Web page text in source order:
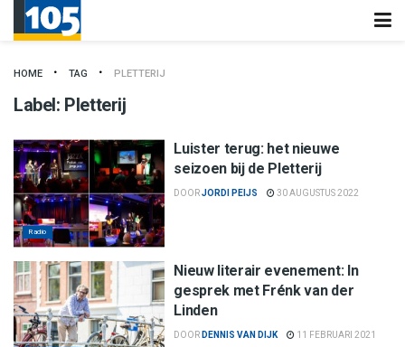
HOME TAG PLETTERIJ
Label: Pletterij
Radio
Luister terug: het nieuwe
seizoen bij de Pletterij
DOORJORDI PEIJS 30 AUGUSTUS 2022
Nieuw literair evenement: In
gesprek met Frénk van der
Linden
DOOR DENNIS VAN DIJK 11 FEBRUARI 2021